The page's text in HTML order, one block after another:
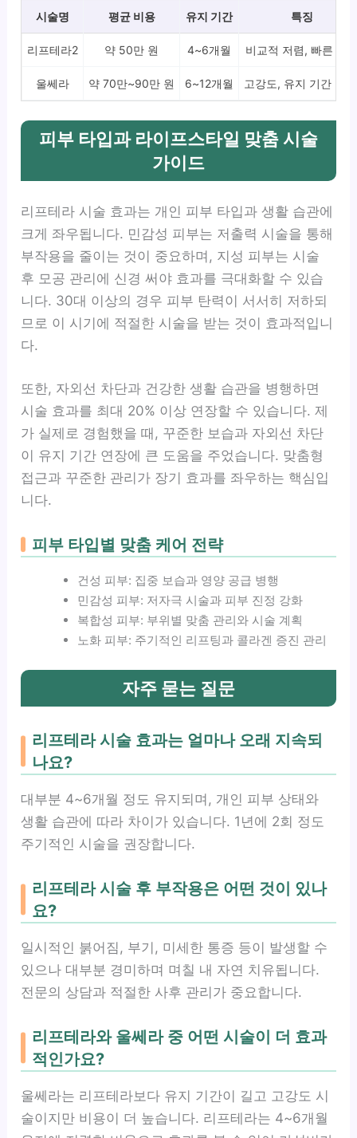
시술명 평균 비용 유지 기간 특징
리프테라2 약 50만 원 4~6개월 비교적 저렴, 빠른 회
울쎄라 약 70만~90만 원 6~12개월 고강도, 유지 기간 긴
피부 타입과 라이프스타일 맞춤 시술
가이드
리프테라 시술 효과는 개인 피부 타입과 생활 습관에
크게 좌우됩니다. 민감성 피부는 저출력 시술을 통해
부작용을 줄이는 것이 중요하며, 지성 피부는 시술
후 모공 관리에 신경 써야 효과를 극대화할 수 있습
니다. 30대 이상의 경우 피부 탄력이 서서히 저하되
므로 이 시기에 적절한 시술을 받는 것이 효과적입니
다.
또한, 자외선 차단과 건강한 생활 습관을 병행하면
시술 효과를 최대 20% 이상 연장할 수 있습니다. 제
가 실제로 경험했을 때, 꾸준한 보습과 자외선 차단
이 유지 기간 연장에 큰 도움을 주었습니다. 맞춤형
접근과 꾸준한 관리가 장기 효과를 좌우하는 핵심입
니다.
피부 타입별 맞춤 케어 전략
건성 피부: 집중 보습과 영양 공급 병행
민감성 피부: 저자극 시술과 피부 진정 강화
복합성 피부: 부위별 맞춤 관리와 시술 계획
노화 피부: 주기적인 리프팅과 콜라겐 증진 관리
자주 묻는 질문
리프테라 시술 효과는 얼마나 오래 지속되
나요?
대부분 4~6개월 정도 유지되며, 개인 피부 상태와
생활 습관에 따라 차이가 있습니다. 1년에 2회 정도
주기적인 시술을 권장합니다.
리프테라 시술 후 부작용은 어떤 것이 있나
요?
일시적인 붉어짐, 부기, 미세한 통증 등이 발생할 수
있으나 대부분 경미하며 며칠 내 자연 치유됩니다.
전문의 상담과 적절한 사후 관리가 중요합니다.
리프테라와 울쎄라 중 어떤 시술이 더 효과
적인가요?
울쎄라는 리프테라보다 유지 기간이 길고 고강도 시
술이지만 비용이 더 높습니다. 리프테라는 4~6개월